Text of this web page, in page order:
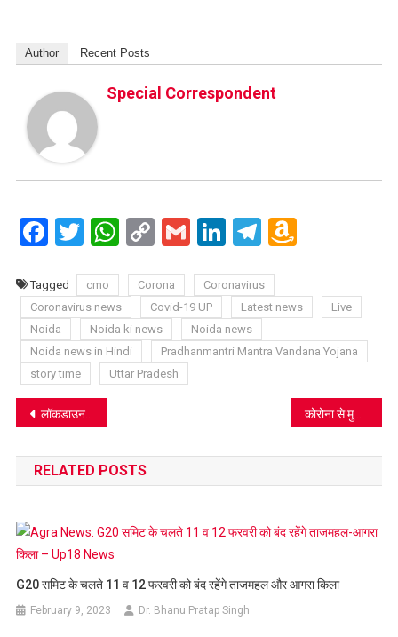
Author Recent Posts
Special Correspondent
Facebook
Twitter
WhatsApp
CopyGmailLinkedIn
Telegram
Amazon
List
Tagged cmo Corona
Coronavirus
Coronavirus news
Covid-19 UP Latest news
Live
Noida
Noida ki news
Noida news
Noida news in Hindi
Pradhanmantri Mantra Vandana Yojana
story time
Uttar Pradesh
Post
navigation
लॉकडाउन में भाजपा महानगर ने क्या किया, पढ़िए ये खबर कोरोना से मुकाबले में ‘सैनिक’ की भूमिका अदा करती है होम्योपैथी दवा
RELATED POSTS
G20 समिट के चलते 11 व 12 फरवरी को बंद रहेंगे ताजमहल और आगरा किला
February 9, 2023 Dr. Bhanu Pratap Singh